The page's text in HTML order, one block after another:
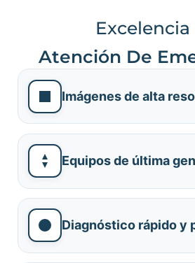
Excelencia
Atención De
Imágenes de alta
Equipos de última
Diagnóstico rápido y